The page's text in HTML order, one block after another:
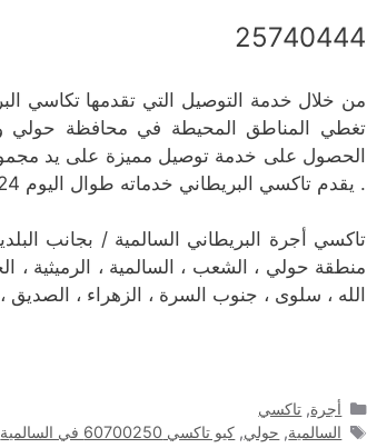
25740444
من خلال خدمة التوصيل التي تقدمها تكاسي
تغطي المناطق المحيطة في محافظة حولي
الحصول على خدمة توصيل مميزة على يد
. يقدم تاكسي البريطاني خدماته طوال اليوم 24 ساعة مع الالتزام الدائم بمستوى جودة الخدمة ودقة المواعيد.
منطقة حولي ، الشعب ، السالمية ، الرميثية ،
الله ، سلوى ، جنوب السرة ، الزهراء ، الصديق
التصنيفات
أجرة, تاكسي
الوسوم
السالمية, حولي, كيو تاكسي 60700250 في السالمية